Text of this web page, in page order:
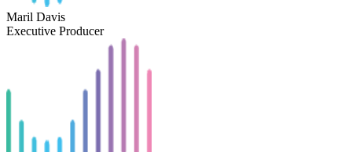
Maril Davis
Executive Producer